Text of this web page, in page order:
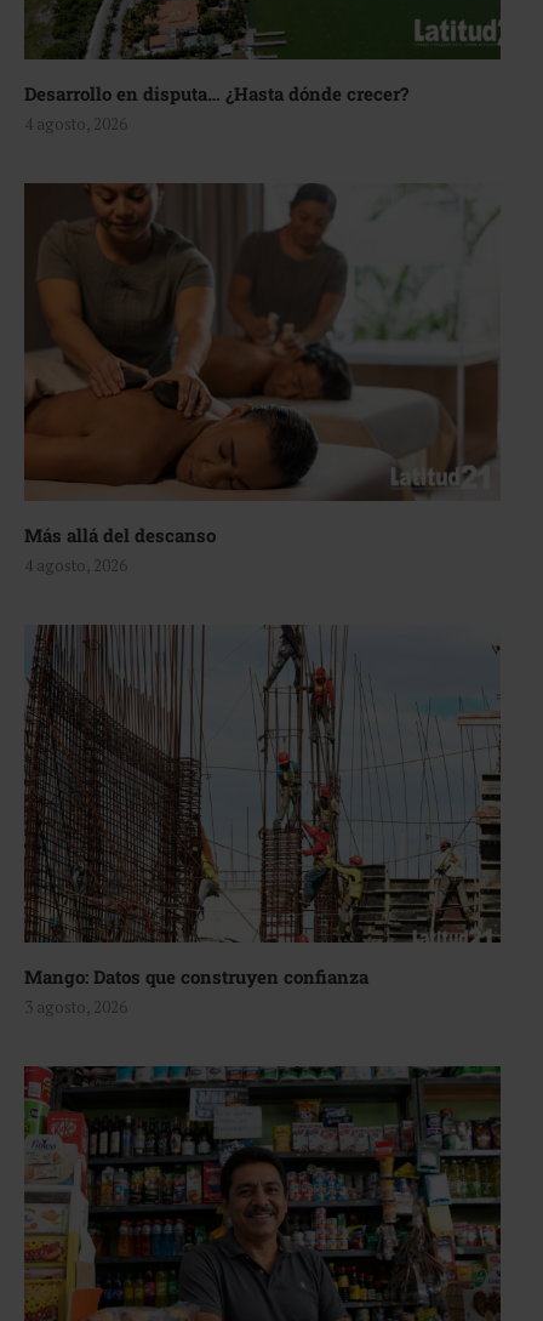
Desarrollo en disputa… ¿Hasta dónde crecer?
4 agosto, 2026
Más allá del descanso
4 agosto, 2026
Mango: Datos que construyen confianza
3 agosto, 2026